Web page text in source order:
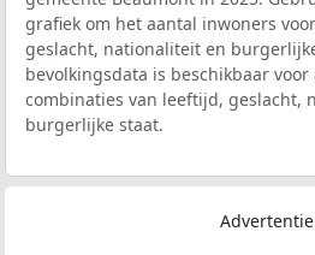
grafiek om het aantal inwoners
geslacht, nationaliteit en
bevolkingsdata is beschikbaar
combinaties van leeftijd, geslacht,
burgerlijke staat.